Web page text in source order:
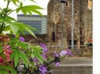
Dana Larsen podąża za
jej stygmatu.
już od dawna jest
poszerza ona swoje
wiele uprzedzeń i wiele
w jaki Larsen chce […]